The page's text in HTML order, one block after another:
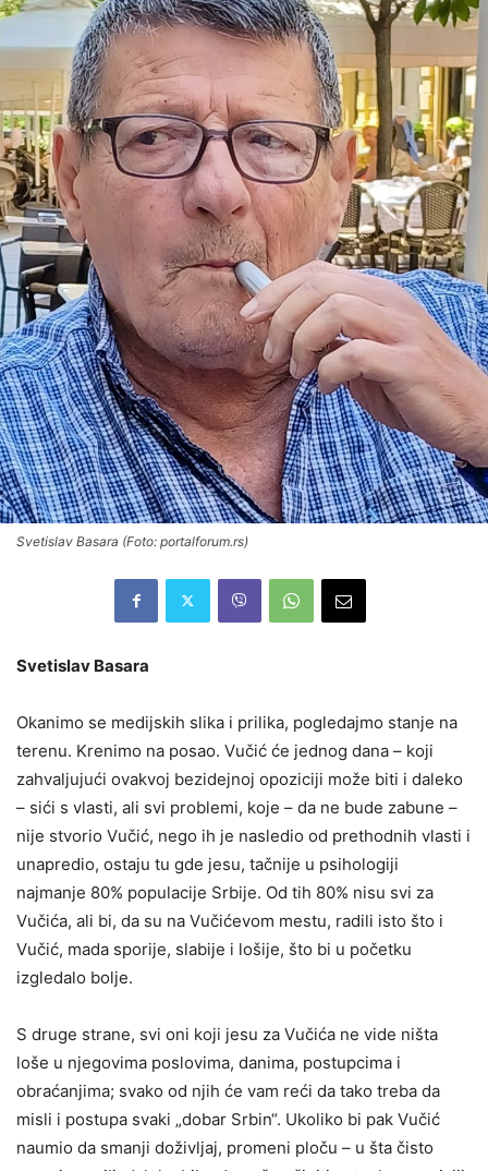
Svetislav Basara (Foto: portalforum.rs)
Svetislav Basara
Okanimo se medijskih slika i prilika, pogledajmo stanje na
terenu. Krenimo na posao. Vučić će jednog dana – koji
zahvaljujući ovakvoj bezidejnoj opoziciji može biti i daleko
– sići s vlasti, ali svi problemi, koje – da ne bude zabune –
nije stvorio Vučić, nego ih je nasledio od prethodnih vlasti i
unapredio, ostaju tu gde jesu, tačnije u psihologiji
najmanje 80% populacije Srbije. Od tih 80% nisu svi za
Vučića, ali bi, da su na Vučićevom mestu, radili isto što i
Vučić, mada sporije, slabije i lošije, što bi u početku
izgledalo bolje.
S druge strane, svi oni koji jesu za Vučića ne vide ništa
loše u njegovima poslovima, danima, postupcima i
obraćanjima; svako od njih će vam reći da tako treba da
misli i postupa svaki „dobar Srbin“. Ukoliko bi pak Vučić
naumio da smanji doživljaj, promeni ploču – u šta čisto